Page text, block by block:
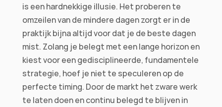
is een hardnekkige illusie. Het proberen te
omzeilen van de mindere dagen zorgt er in de
praktijk bijna altijd voor dat je de beste dagen
mist. Zolang je belegt met een lange horizon en
kiest voor een gedisciplineerde, fundamentele
strategie, hoef je niet te speculeren op de
perfecte timing. Door de markt het zware werk
te laten doen en continu belegd te blijven in